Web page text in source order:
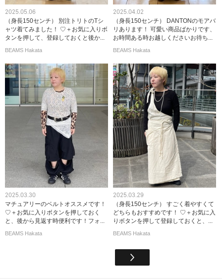
2025.05.06
（身長150センチ） 別注トリトのTシ
ャツ着てみました！ ♡＋お気に入りボ
タンを押して、登録しておくと後か...
BEAMS Hakata
2025.04.02
（身長150センチ） DANTONのモアバ
リあります！ 可愛い商品ばかりです、
お時間ある時お越しくださいお待ち...
BEAMS Hakata
2025.03.30
マチュアリーのベルトオススメです！
♡＋お気に入りボタンを押しておく
と、後から見返す時便利です！フォ...
BEAMS Hakata
2025.03.29
（身長150センチ） すごく着やすくて
どちらもおすすめです！ ♡＋お気に入
りボタンを押して登録しておくと、...
BEAMS Hakata